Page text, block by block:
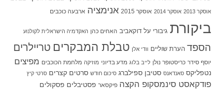
אוסקר 2013 אוסקר 2014 אוסקר 2015 אנימציה ארבעה כוכבים
ביקורת גיבורי על דוקאביב האחים כהן האקדמיה הישראלית לקולנוע
הספד הערת שוליים וודי אלן טבלת המבקרים טריילרים
יוסף סידר כריסטופר נולן לייב בלוג מדע בדיוני מוזיקה מלחמת הכוכבים מפיצים
נטפליקס סאנדאנס סטיבן ספילברג סיכום חודש סרטים קצרים סרטי קיץ
פודקאסט סינמסקופ הקצה פיקסאר פסטיבלים פסקולים